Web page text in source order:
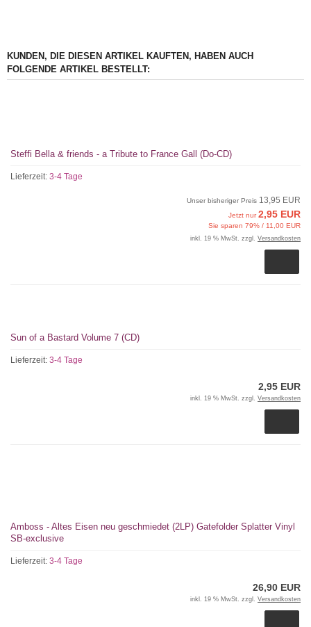
KUNDEN, DIE DIESEN ARTIKEL KAUFTEN, HABEN AUCH
FOLGENDE ARTIKEL BESTELLT:
Steffi Bella & friends - a Tribute to France Gall (Do-CD)
Lieferzeit: 3-4 Tage
Unser bisheriger Preis 13,95 EUR
Jetzt nur2,95 EUR
Sie sparen 79% / 11,00 EUR
inkl. 19 % MwSt. zzgl. Versandkosten
Sun of a Bastard Volume 7 (CD)
Lieferzeit: 3-4 Tage
2,95 EUR
inkl. 19 % MwSt. zzgl. Versandkosten
Amboss - Altes Eisen neu geschmiedet (2LP) Gatefolder Splatter Vinyl
SB-exclusive
Lieferzeit: 3-4 Tage
26,90 EUR
inkl. 19 % MwSt. zzgl. Versandkosten